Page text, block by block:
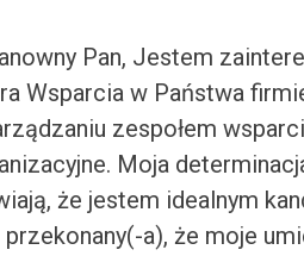
Pan, Jestem
Wsparcia w Państwa
zespołem
Moja
że jestem idealnym
a), że moje